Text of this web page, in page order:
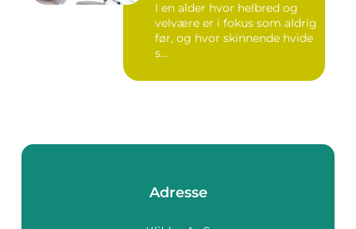
I en alder hvor helbred og
velvære er i fokus som aldrig
før, og hvor skinnende hvide
s...
Adresse